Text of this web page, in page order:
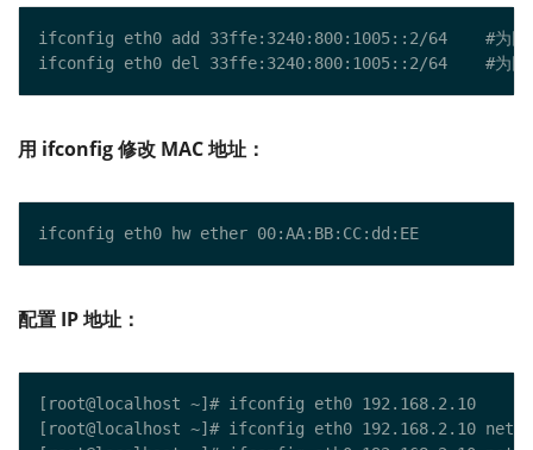
用 ifconfig 修改 MAC 地址：
配置 IP 地址：